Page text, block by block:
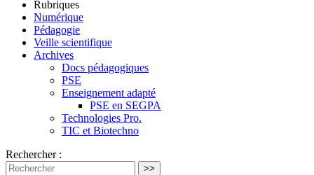
Rubriques
Numérique
Pédagogie
Veille scientifique
Archives
Docs pédagogiques
PSE
Enseignement adapté
PSE en SEGPA
Technologies Pro.
TIC et Biotechno
Rechercher :
>>